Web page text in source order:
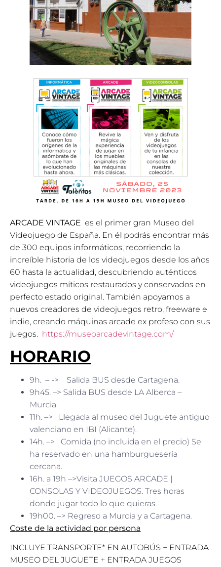
ARCADE VINTAGE es el primer gran Museo del
Videojuego de España. En él podrás encontrar más
de 300 equipos informáticos, recorriendo la
increíble historia de los videojuegos desde los años
60 hasta la actualidad, descubriendo auténticos
videojuegos míticos restaurados y conservados en
perfecto estado original. También apoyamos a
nuevos creadores de videojuegos retro, freeware e
indie, creando máquinas arcade ex profeso con sus
juegos. https://museoarcadevintage.com/
HORARIO
9h. – -> Salida BUS desde Cartagena.
9h45. –> Salida BUS desde LA Alberca –
Murcia.
11h. –> Llegada al museo del Juguete antiguo
valenciano en IBI (Alicante).
14h. –> Comida (no incluida en el precio) Se
ha reservado en una hamburguesería
cercana.
16h. a 19h –>Visita JUEGOS ARCADE |
CONSOLAS Y VIDEOJUEGOS. Tres horas
donde jugar todo lo que quieras.
19h00. –> Regreso a Murcia y a Cartagena.
Coste de la actividad por persona
INCLUYE TRANSPORTE* EN AUTOBÚS + ENTRADA
MUSEO DEL JUGUETE + ENTRADA JUEGOS